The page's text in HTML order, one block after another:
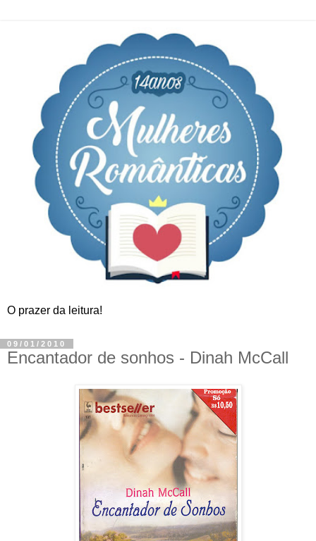
O prazer da leitura!
09/01/2010
Encantador de sonhos - Dinah McCall